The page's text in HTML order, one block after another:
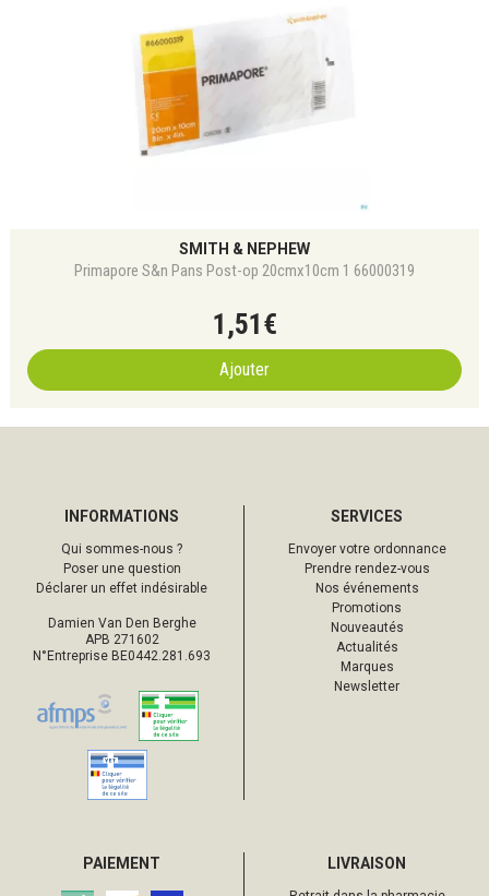
SMITH & NEPHEW
Primapore S&n Pans Post-op 20cmx10cm 1 66000319
1 ,51€
Ajouter
INFORMATIONS
Qui sommes-nous ?
Poser une question
Déclarer un effet indésirable
Damien Van Den Berghe
APB 271602
N°Entreprise BE0442.281.693
SERVICES
Envoyer votre ordonnance
Prendre rendez-vous
Nos événements
Promotions
Nouveautés
Actualités
Marques
Newsletter
PAIEMENT LIVRAISON